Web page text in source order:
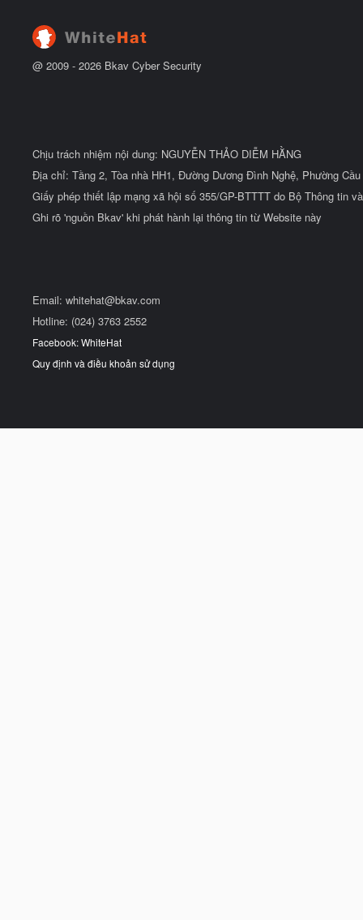
@ 2009 - 2026 Bkav Cyber Security
Chịu trách nhiệm nội dung: NGUYỄN THẢO DIỄM HẰNG
Địa chỉ: Tầng 2, Tòa nhà HH1, Đường Dương Đình Nghệ, Phường
Giấy phép thiết lập mạng xã hội số 355/GP-BTTTT do Bộ Thông tin
Ghi rõ 'nguồn Bkav' khi phát hành lại thông tin từ Website này
Email: whitehat@bkav.com
Hotline: (024) 3763 2552
Facebook: WhiteHat
Quy định và điều khoản sử dụng